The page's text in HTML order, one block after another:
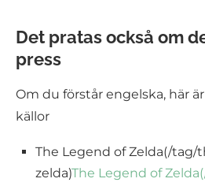
Det pratas också om
press
Om du förstår engelska, här
källor
The Legend of Zelda(/tag/
zelda)The Legend of